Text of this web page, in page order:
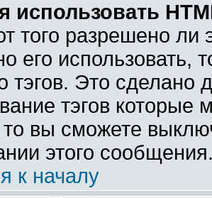
использовать
того разрешено
его использовать,
тэгов. Это сделано
тэгов
вы сможете
этого
к началу